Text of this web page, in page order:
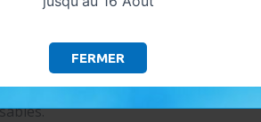
Elles s'inscrivent
le traitement d'eau.
est au cœur de cette
L'utilisation du soleil
FERMER